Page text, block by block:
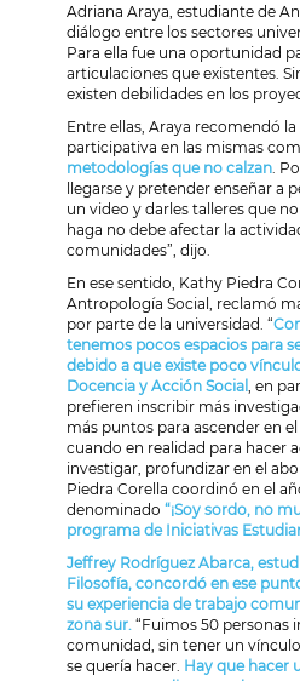
Adriana Araya, estudiante de
diálogo entre los sectores
Para ella fue una oportunidad
articulaciones que existentes.
existen debilidades en los
Entre ellas, Araya recomendó
participativa en las mismas
metodologías que no calzan .
llegarse y pretender enseñar a
un video y darles talleres que
haga no debe afectar la
comunidades”, dijo.
En ese sentido, Kathy Piedra
Antropología Social, reclamó
por parte de la universidad. “
tenemos pocos espacios para
debido a que existe poco
Docencia y Acción Social , en
prefieren inscribir más
más puntos para ascender en
cuando en realidad para hacer
investigar, profundizar en el
Piedra Corella coordinó en el
denominado “¡Soy sordo, no
programa de Iniciativas
Jeffrey Rodríguez Abarca,
Filosofía, concordó en ese
su experiencia de trabajo
zona sur. “Fuimos 50 personas
comunidad, sin tener un
se quería hacer. Hay que hacer